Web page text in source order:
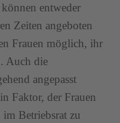
entweder
Zeiten angeboten
Frauen möglich, ihr
Auch die
angepasst
Faktor, der Frauen
Betriebsrat zu